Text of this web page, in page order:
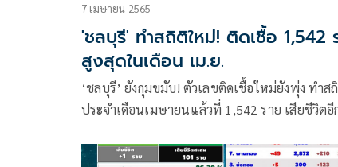
7 เมษายน 2565
'ชลบุรี' ทำสถิติใหม่! ติดเชื้อ 1,542
สูงสุดในเดือน เม.ย.
‘ชลบุรี’ ยังกุมขมับ! ตัวเลขติดเชื้อใหม่ยังพุ่ง ทำส
ประจำเดือนเมษายนแล้วที่ 1,542 ราย เสียชีวิตอี